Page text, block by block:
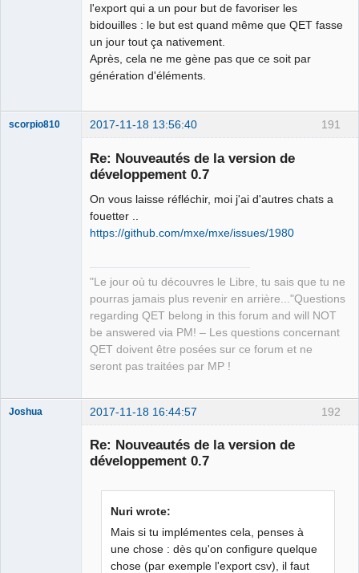
l'export qui a un pour but de favoriser les
bidouilles : le but est quand même que QET fasse
un jour tout ça nativement.
Après, cela ne me gène pas que ce soit par
génération d'éléments.
191
scorpio810 2017-11-18 13:56:40
Re: Nouveautés de la version de
développement 0.7
On vous laisse réfléchir, moi j'ai d'autres chats a
fouetter ..
https://github.com/mxe/mxe/issues/1980
"Le jour où tu découvres le Libre, tu sais que tu ne
pourras jamais plus revenir en arrière..."Questions
regarding QET belong in this forum and will NOT
be answered via PM! – Les questions concernant
QET doivent être posées sur ce forum et ne
seront pas traitées par MP !
192
Joshua 2017-11-18 16:44:57
Re: Nouveautés de la version de
développement 0.7
Nuri wrote:
Mais si tu implémentes cela, penses à
une chose : dès qu'on configure quelque
chose (par exemple l'export csv), il faut